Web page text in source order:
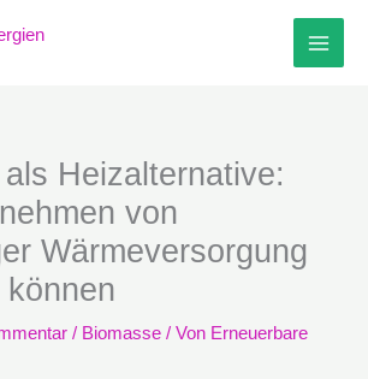
Heizalternative:
von
Wärmeversorgung
/ Biomasse / Von Erneuerbare